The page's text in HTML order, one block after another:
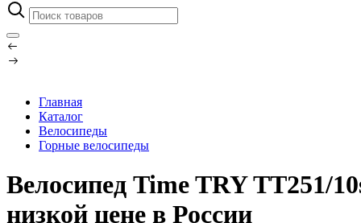
Главная
Каталог
Велосипеды
Горные велосипеды
Велосипед Time TRY TT251/
низкой цене в России